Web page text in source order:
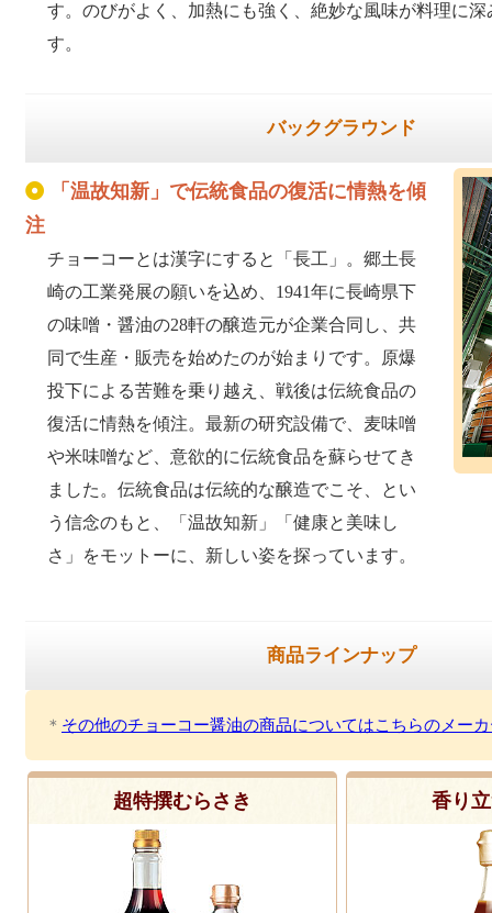
す。のびがよく、加熱にも強く、絶妙な風味が料理に
す。
バックグラウンド
「温故知新」で伝統食品の復活に情熱を傾
注
チョーコーとは漢字にすると「長工」。郷土長
崎の工業発展の願いを込め、1941年に長崎県下
の味噌・醤油の28軒の醸造元が企業合同し、共
同で生産・販売を始めたのが始まりです。原爆
投下による苦難を乗り越え、戦後は伝統食品の
復活に情熱を傾注。最新の研究設備で、麦味噌
や米味噌など、意欲的に伝統食品を蘇らせてき
ました。伝統食品は伝統的な醸造でこそ、とい
う信念のもと、「温故知新」「健康と美味し
さ」をモットーに、新しい姿を探っています。
商品ラインナップ
＊ その他のチョーコー醤油の商品についてはこちらのメー
超特撰むらさき 香り